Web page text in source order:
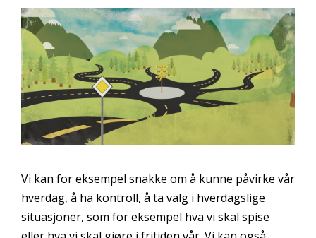
Vi kan for eksempel snakke om å kunne påvirke vår
hverdag, å ha kontroll, å ta valg i hverdagslige
situasjoner, som for eksempel hva vi skal spise